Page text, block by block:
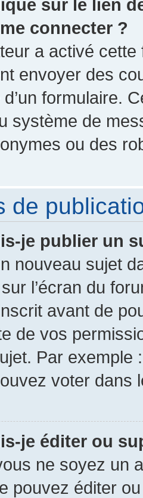
sur le lien
connecter ?
a activé
envoyer des
d’un formulaire.
système de
ou des
de
je publier un
nouveau sujet
l’écran du
avant de
de vos
Par exemple
voter dans
je éditer ou
ne soyez un
pouvez éditer